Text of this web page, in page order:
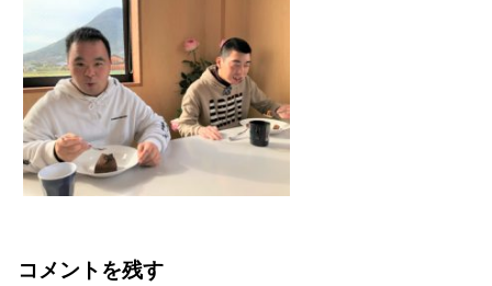
コメントを残す